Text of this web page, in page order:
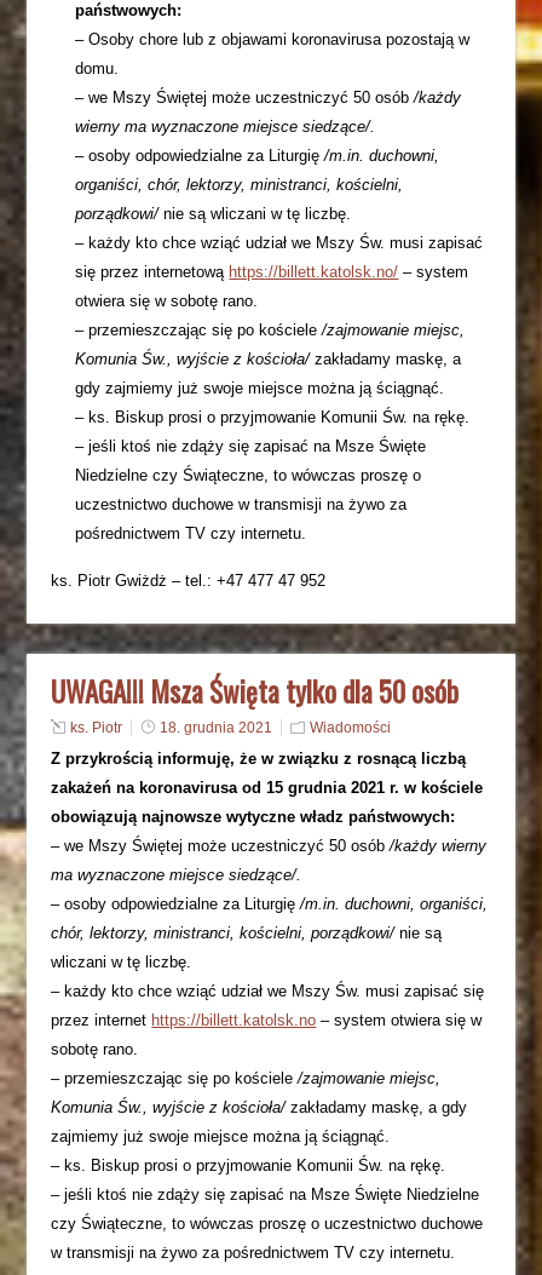
państwowych:
– Osoby chore lub z objawami koronavirusa pozostają w
domu.
– we Mszy Świętej może uczestniczyć 50 osób/każdy
wierny ma wyznaczone miejsce siedzące/.
– osoby odpowiedzialne za Liturgię/m.in. duchowni,
organiści, chór, lektorzy, ministranci, kościelni,
porządkowi/nie są wliczani w tę liczbę.
– każdy kto chce wziąć udział we Mszy Św. musi zapisać
się przez internetową https://billett.katolsk.no/ – system
otwiera się w sobotę rano.
– przemieszczając się po kościele/zajmowanie miejsc,
Komunia Św., wyjście z kościoła/zakładamy maskę, a
gdy zajmiemy już swoje miejsce można ją ściągnąć.
– ks. Biskup prosi o przyjmowanie Komunii Św. na rękę.
– jeśli ktoś nie zdąży się zapisać na Msze Święte
Niedzielne czy Świąteczne, to wówczas proszę o
uczestnictwo duchowe w transmisji na żywo za
pośrednictwem TV czy internetu.
ks. Piotr Gwiżdż – tel.: +47 477 47 952
UWAGA!!! Msza Święta tylko dla 50 osób
ks. Piotr 18. grudnia 2021 Wiadomości
Z przykrością informuję, że w związku z rosnącą liczbą
zakażeń na koronavirusa od 15 grudnia 2021 r. w kościele
obowiązują najnowsze wytyczne władz państwowych:
– we Mszy Świętej może uczestniczyć 50 osób/każdy wierny
ma wyznaczone miejsce siedzące/.
– osoby odpowiedzialne za Liturgię/m.in. duchowni, organiści,
chór, lektorzy, ministranci, kościelni, porządkowi/nie są
wliczani w tę liczbę.
– każdy kto chce wziąć udział we Mszy Św. musi zapisać się
przez internet https://billett.katolsk.no – system otwiera się w
sobotę rano.
– przemieszczając się po kościele/zajmowanie miejsc,
Komunia Św., wyjście z kościoła/zakładamy maskę, a gdy
zajmiemy już swoje miejsce można ją ściągnąć.
– ks. Biskup prosi o przyjmowanie Komunii Św. na rękę.
– jeśli ktoś nie zdąży się zapisać na Msze Święte Niedzielne
czy Świąteczne, to wówczas proszę o uczestnictwo duchowe
w transmisji na żywo za pośrednictwem TV czy internetu.